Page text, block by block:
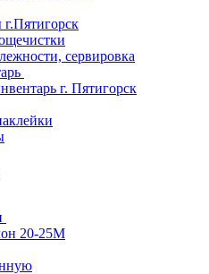
сервировка
г. Пятигорск
20-25М